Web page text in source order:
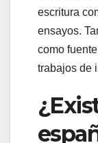
escritura
ensayos.
como
trabajos de